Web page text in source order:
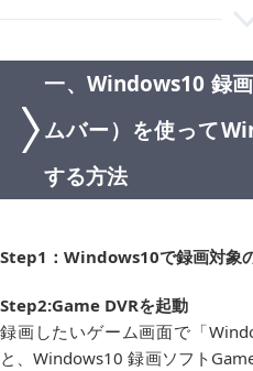
一、Windows10 録
ムバー）を使って
する方法
Step1 ： Windows10で録画対象
Step2:Game DVRを起動
録画したいゲーム画面で「
と、Windows10 録画ソフト